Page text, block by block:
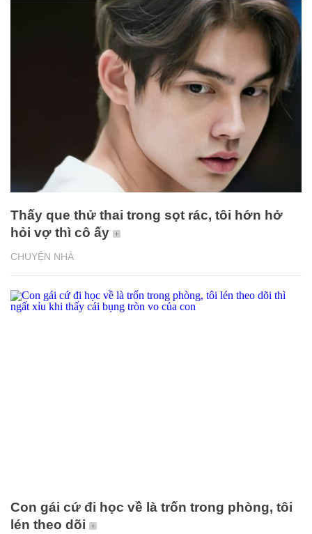
CHUYỆN NHÀ
Thấy que thử thai trong sọt rác, tôi hớn hở
hỏi vợ thì cô ấy
Con gái cứ đi học về là trốn trong phòng, tôi
lén theo dõi